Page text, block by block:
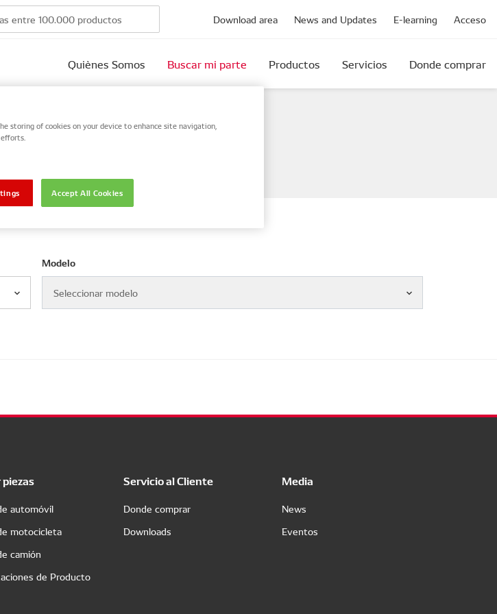
Download area News and Updates E-learning Acceso
Quiènes Somos Buscar mi parte Productos Servicios Donde comprar
/ Frame No.
Modelo
Seleccionar modelo
automóvil
motocicleta
camión
de Producto
Servicio al Cliente
Donde comprar
Downloads
Media
News
Eventos
storing of cookies on your device to enhance site navigation,
Accept All Cookies